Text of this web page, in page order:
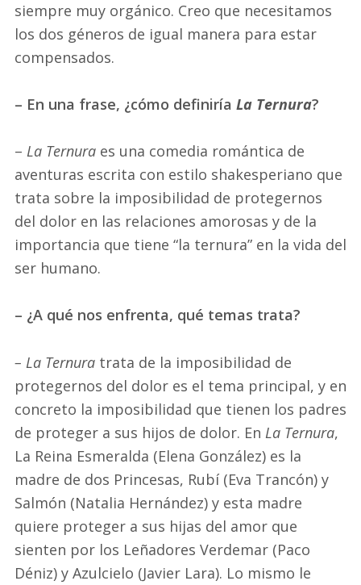
siempre muy orgánico. Creo que necesitamos
los dos géneros de igual manera para estar
compensados.
– En una frase, ¿cómo definiría La Ternura?
– La Ternura es una comedia romántica de
aventuras escrita con estilo shakesperiano que
trata sobre la imposibilidad de protegernos
del dolor en las relaciones amorosas y de la
importancia que tiene “la ternura” en la vida del
ser humano.
– ¿A qué nos enfrenta, qué temas trata?
– La Ternura trata de la imposibilidad de
protegernos del dolor es el tema principal, y en
concreto la imposibilidad que tienen los padres
de proteger a sus hijos de dolor. En La Ternura,
La Reina Esmeralda (Elena González) es la
madre de dos Princesas, Rubí (Eva Trancón) y
Salmón (Natalia Hernández) y esta madre
quiere proteger a sus hijas del amor que
sienten por los Leñadores Verdemar (Paco
Déniz) y Azulcielo (Javier Lara). Lo mismo le